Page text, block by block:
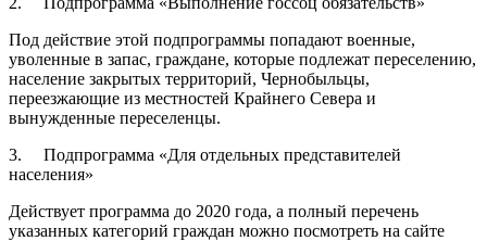
Под действие этой подпрограммы попадают военные,
уволенные в запас, граждане, которые подлежат переселению,
население закрытых территорий, Чернобыльцы,
переезжающие из местностей Крайнего Севера и
вынужденные переселенцы.
3. Подпрограмма «Для отдельных представителей
населения»
Действует программа до 2020 года, а полный перечень
указанных категорий граждан можно посмотреть на сайте